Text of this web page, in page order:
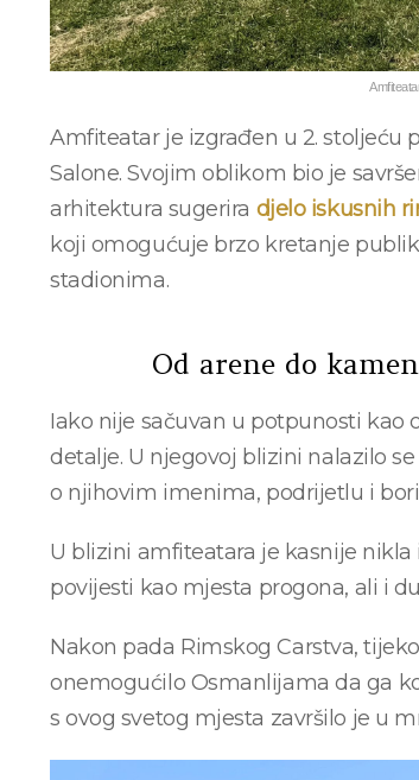
Amfiteatar je izgrađen u 2. stoljeću
Salone. Svojim oblikom bio je
arhitektura sugerira djelo iskusnih
koji omogućuje brzo kretanje
stadionima.
Od arene do
Iako nije sačuvan u potpunosti kao
detalje. U njegovoj blizini nalazilo
o njihovim imenima, podrijetlu i
U blizini amfiteatara je kasnije
povijesti kao mjesta progona, ali i
Nakon pada Rimskog Carstva,
onemogućilo Osmanlijama da ga
s ovog svetog mjesta završilo je u